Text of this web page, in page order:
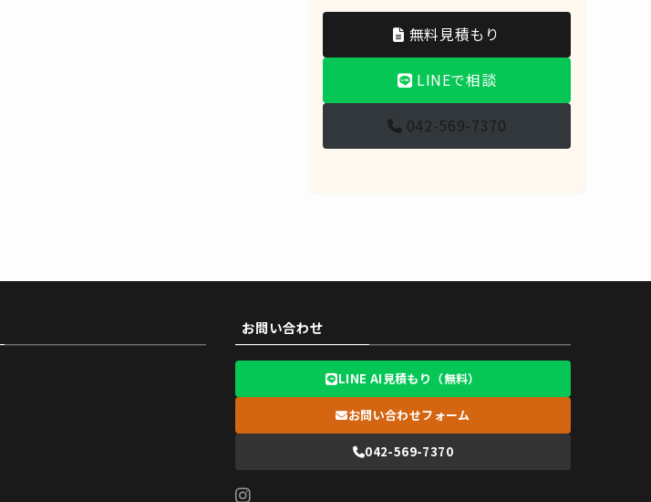
無料見積もり
LINEで相談
042-569-7370
お問い合わせ
LINE AI見積もり（無料）
お問い合わせフォーム
042-569-7370